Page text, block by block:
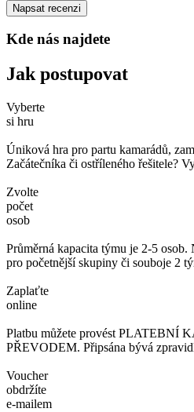
Napsat recenzi
Kde nás najdete
Jak postupovat
Vyberte
si hru
Úniková hra pro partu kamarádů,
Začátečníka či ostříleného řešitele?
Zvolte
počet
osob
Průměrná kapacita týmu je 2-5
pro početnější skupiny či souboje 2
Zaplaťte
online
Platbu můžete provést PLATEBNÍ
PŘEVODEM. Připsána bývá
Voucher
obdržíte
e-mailem